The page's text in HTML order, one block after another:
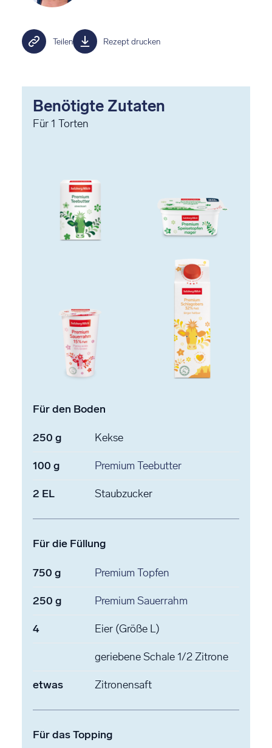
Teilen Rezept drucken
Benötigte Zutaten
Für 1 Torten
Für den Boden
250 g Kekse
100 g Premium Teebutter
2 EL Staubzucker
Für die Füllung
750 g Premium Topfen
250 g Premium Sauerrahm
4 Eier (Größe L)
geriebene Schale 1/2 Zitrone
etwas Zitronensaft
Für das Topping